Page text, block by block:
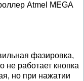
Atmel MEGA
фазировка,
не работает кнопка
но при нажатии